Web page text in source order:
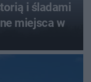
i śladami
miejsca w